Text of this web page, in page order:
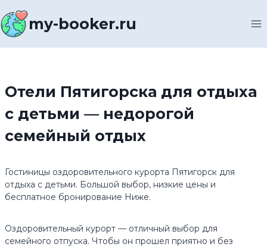
к
содержимомуmy-booker.ru
Отели Пятигорска для отдыха
с детьми — недорогой
семейный отдых
Гостиницы оздоровительного курорта Пятигорск для
отдыха с детьми. Большой выбор, низкие цены и
бесплатное бронирование Ниже.
Оздоровительный курорт — отличный выбор для
семейного отпуска. Чтобы он прошел приятно и без